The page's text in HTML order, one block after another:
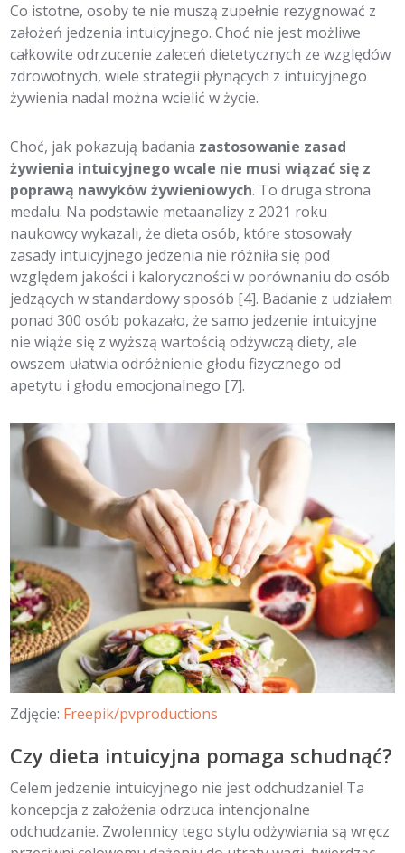
Co istotne, osoby te nie muszą zupełnie rezygnować z
założeń jedzenia intuicyjnego. Choć nie jest możliwe
całkowite odrzucenie zaleceń dietetycznych ze względów
zdrowotnych, wiele strategii płynących z intuicyjnego
żywienia nadal można wcielić w życie.
Choć, jak pokazują badania zastosowanie zasad
żywienia intuicyjnego wcale nie musi wiązać się z
poprawą nawyków żywieniowych. To druga strona
medalu. Na podstawie metaanalizy z 2021 roku
naukowcy wykazali, że dieta osób, które stosowały
zasady intuicyjnego jedzenia nie różniła się pod
względem jakości i kaloryczności w porównaniu do osób
jedzących w standardowy sposób [4]. Badanie z udziałem
ponad 300 osób pokazało, że samo jedzenie intuicyjne
nie wiąże się z wyższą wartością odżywczą diety, ale
owszem ułatwia odróżnienie głodu fizycznego od
apetytu i głodu emocjonalnego [7].
Zdjęcie: Freepik/pvproductions
Czy dieta intuicyjna pomaga schudnąć?
Celem jedzenie intuicyjnego nie jest odchudzanie! Ta
koncepcja z założenia odrzuca intencjonalne
odchudzanie. Zwolennicy tego stylu odżywiania są wręcz